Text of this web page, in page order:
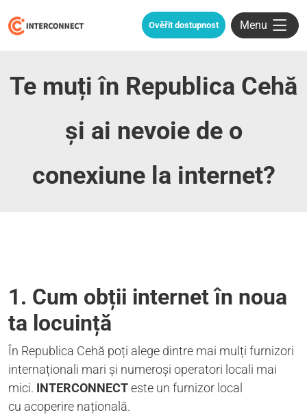
Ověřit dostupnost Menu
Te muți în Republica Cehă
și ai nevoie de o
conexiune la internet?
1. Cum obții internet în noua
ta locuință
În Republica Cehă poți alege dintre mai mulți furnizori
internaționali mari și numeroși operatori locali mai
mici. INTERCONNECTeste un furnizor local
cu acoperire națională.